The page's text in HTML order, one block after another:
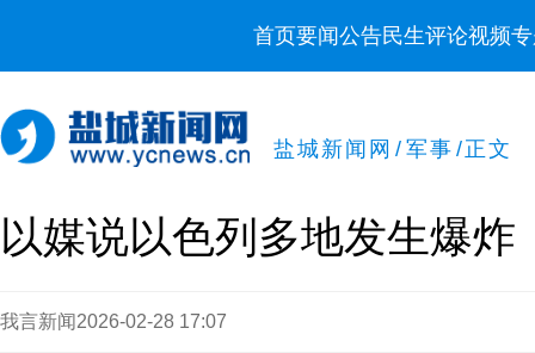
首页要闻公告民生评论视频
盐城新闻网 / 军事 /正文
以媒说以色列多地发生爆炸
我言新闻 2026-02-28 17:07